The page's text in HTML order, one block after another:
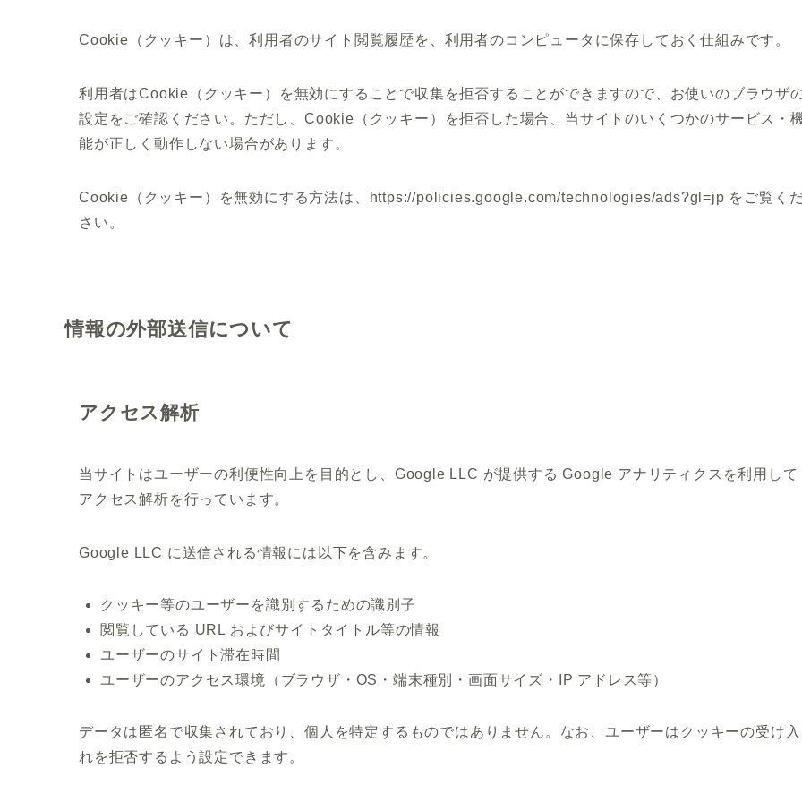
Cookie（クッキー）は、利用者のサイト閲覧履歴を、利用者のコンピュータに保存しておく仕組みです。
利用者はCookie（クッキー）を無効にすることで収集を拒否することができますので、お使いのブラウザ
設定をご確認ください。ただし、Cookie（クッキー）を拒否した場合、当サイトのいくつかのサービス・
能が正しく動作しない場合があります。
Cookie（クッキー）を無効にする方法は、https://policies.google.com/technologies/ads?gl=jp をご覧く
さい。
情報の外部送信について
アクセス解析
当サイトはユーザーの利便性向上を目的とし、Google LLC が提供する Google アナリティクスを利用して
アクセス解析を行っています。
Google LLC に送信される情報には以下を含みます。
クッキー等のユーザーを識別するための識別子
閲覧している URL およびサイトタイトル等の情報
ユーザーのサイト滞在時間
ユーザーのアクセス環境（ブラウザ・OS・端末種別・画面サイズ・IP アドレス等）
データは匿名で収集されており、個人を特定するものではありません。なお、ユーザーはクッキーの受け入
れを拒否するよう設定できます。